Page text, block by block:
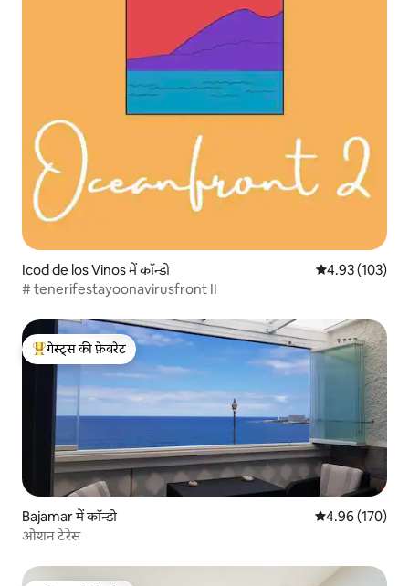
Icod de los Vinos में कॉन्डो औसत रेटिंग 5 में से
4.93 (103)
# tenerifestayoonavirusfront II
गेस्ट्स का टॉप फ़ेवरेट
गेस्ट्स की फ़ेवरेट
Bajamar में कॉन्डो औसत रेटिंग 5 में से
4.96 (170)
ओशन टेरेस